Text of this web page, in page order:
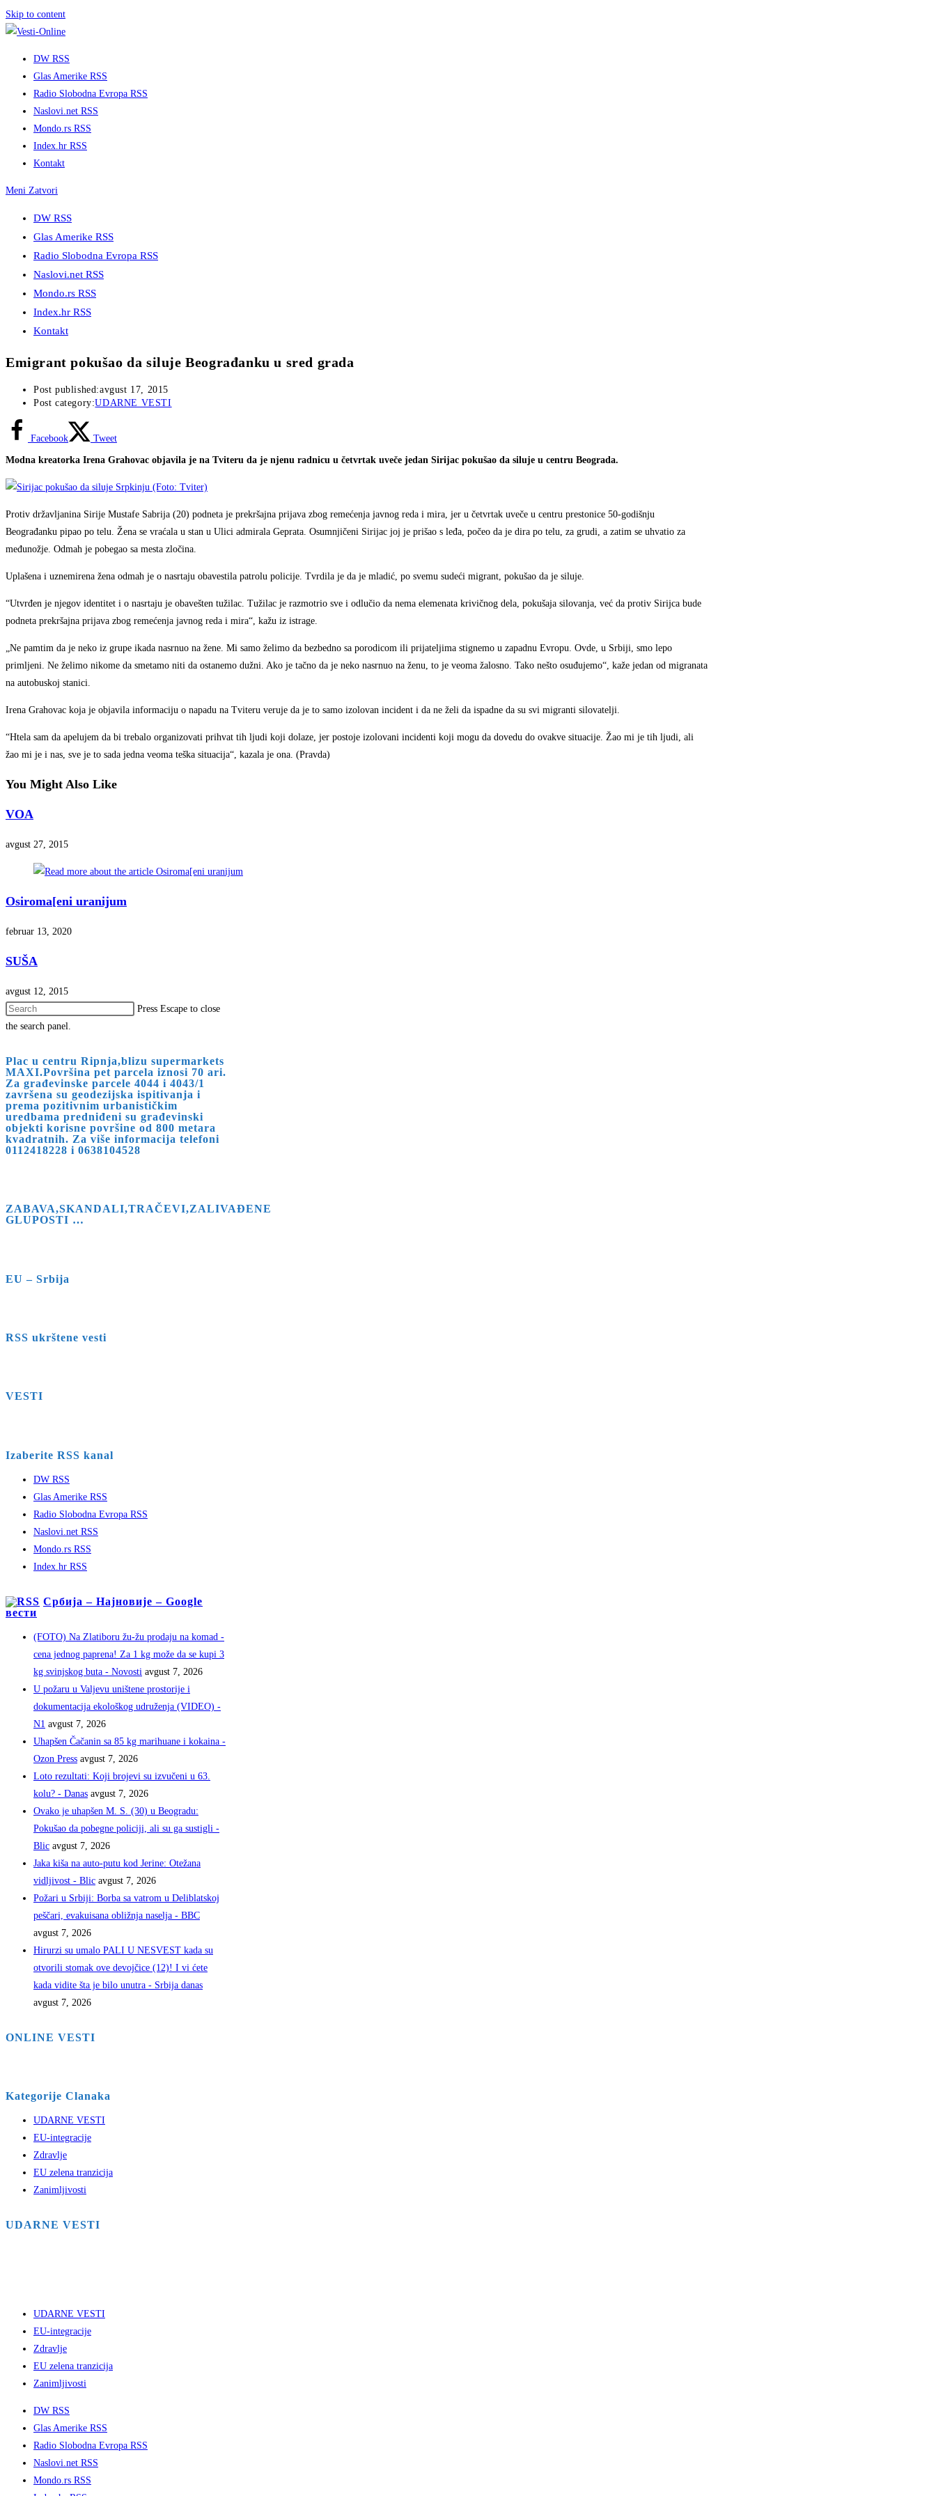
Skip to content
DW RSS
Glas Amerike RSS
Radio Slobodna Evropa RSS
Naslovi.net RSS
Mondo.rs RSS
Index.hr RSS
Kontakt
Meni Zatvori
DW RSS
Glas Amerike RSS
Radio Slobodna Evropa RSS
Naslovi.net RSS
Mondo.rs RSS
Index.hr RSS
Kontakt
Emigrant pokušao da siluje Beograđanku u sred grada
Post published:avgust 17, 2015
Post category:UDARNE VESTI
Facebook Tweet
Modna kreatorka Irena Grahovac objavila je na Tviteru da je njenu radnicu u četvrtak uveče jedan Sirijac pokušao da siluje u centru Beograda.
Protiv državljanina Sirije Mustafe Sabrija (20) podneta je prekršajna prijava zbog remećenja javnog reda i mira, jer u četvrtak uveče u centru prestonice 50-godišnju
Beograđanku pipao po telu. Žena se vraćala u stan u Ulici admirala Geprata. Osumnjičeni Sirijac joj je prišao s leđa, počeo da je dira po telu, za grudi, a zatim se uhvatio za
međunožje. Odmah je pobegao sa mesta zločina.
Uplašena i uznemirena žena odmah je o nasrtaju obavestila patrolu policije. Tvrdila je da je mladić, po svemu sudeći migrant, pokušao da je siluje.
“Utvrđen je njegov identitet i o nasrtaju je obavešten tužilac. Tužilac je razmotrio sve i odlučio da nema elemenata krivičnog dela, pokušaja silovanja, već da protiv Sirijca bude
podneta prekršajna prijava zbog remećenja javnog reda i mira“, kažu iz istrage.
„Ne pamtim da je neko iz grupe ikada nasrnuo na žene. Mi samo želimo da bezbedno sa porodicom ili prijateljima stignemo u zapadnu Evropu. Ovde, u Srbiji, smo lepo
primljeni. Ne želimo nikome da smetamo niti da ostanemo dužni. Ako je tačno da je neko nasrnuo na ženu, to je veoma žalosno. Tako nešto osuđujemo“, kaže jedan od migranata
na autobuskoj stanici.
Irena Grahovac koja je objavila informaciju o napadu na Tviteru veruje da je to samo izolovan incident i da ne želi da ispadne da su svi migranti silovatelji.
“Htela sam da apelujem da bi trebalo organizovati prihvat tih ljudi koji dolaze, jer postoje izolovani incidenti koji mogu da dovedu do ovakve situacije. Žao mi je tih ljudi, ali
žao mi je i nas, sve je to sada jedna veoma teška situacija“, kazala je ona. (Pravda)
You Might Also Like
VOA
avgust 27, 2015
Osiroma[eni uranijum
februar 13, 2020
SUŠA
avgust 12, 2015
Press Escape to close
the search panel.
Plac u centru Ripnja,blizu supermarkets
MAXI.Površina pet parcela iznosi 70 ari.
Za građevinske parcele 4044 i 4043/1
završena su geodezijska ispitivanja i
prema pozitivnim urbanističkim
uredbama predniđeni su građevinski
objekti korisne površine od 800 metara
kvadratnih. Za više informacija telefoni
0112418228 i 0638104528
ZABAVA,SKANDALI,TRAČEVI,ZALIVAĐENE
GLUPOSTI …
EU – Srbija
RSS ukrštene vesti
VESTI
Izaberite RSS kanal
DW RSS
Glas Amerike RSS
Radio Slobodna Evropa RSS
Naslovi.net RSS
Mondo.rs RSS
Index.hr RSS
Србија – Најновије – Google
вести
(FOTO) Na Zlatiboru žu-žu prodaju na komad -
cena jednog paprena! Za 1 kg može da se kupi 3
kg svinjskog buta - Novosti avgust 7, 2026
U požaru u Valjevu uništene prostorije i
dokumentacija ekološkog udruženja (VIDEO) -
N1 avgust 7, 2026
Uhapšen Čačanin sa 85 kg marihuane i kokaina -
Ozon Press avgust 7, 2026
Loto rezultati: Koji brojevi su izvučeni u 63.
kolu? - Danas avgust 7, 2026
Ovako je uhapšen M. S. (30) u Beogradu:
Pokušao da pobegne policiji, ali su ga sustigli -
Blic avgust 7, 2026
Jaka kiša na auto-putu kod Jerine: Otežana
vidljivost - Blic avgust 7, 2026
Požari u Srbiji: Borba sa vatrom u Deliblatskoj
peščari, evakuisana obližnja naselja - BBC
avgust 7, 2026
Hirurzi su umalo PALI U NESVEST kada su
otvorili stomak ove devojčice (12)! I vi ćete
kada vidite šta je bilo unutra - Srbija danas
avgust 7, 2026
ONLINE VESTI
Kategorije Clanaka
UDARNE VESTI
EU-integracije
Zdravlje
EU zelena tranzicija
Zanimljivosti
UDARNE VESTI
UDARNE VESTI
EU-integracije
Zdravlje
EU zelena tranzicija
Zanimljivosti
DW RSS
Glas Amerike RSS
Radio Slobodna Evropa RSS
Naslovi.net RSS
Mondo.rs RSS